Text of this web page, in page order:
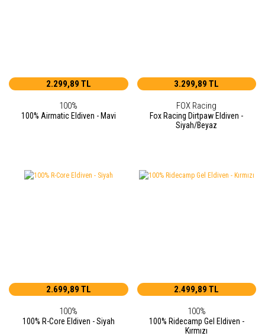
2.299,89 TL
100%
100% Airmatic Eldiven - Mavi
3.299,89 TL
FOX Racing
Fox Racing Dirtpaw Eldiven -
Siyah/Beyaz
2.699,89 TL
100%
100% R-Core Eldiven - Siyah
2.499,89 TL
100%
100% Ridecamp Gel Eldiven -
Kırmızı